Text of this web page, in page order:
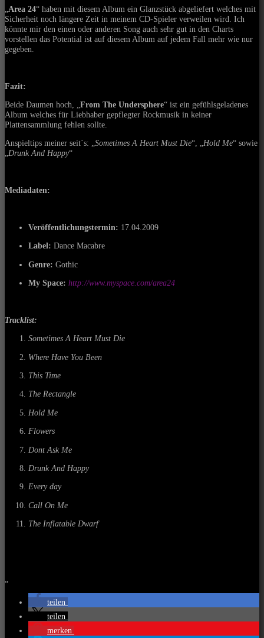
Area 24“ haben mit diesem Album ein Glanzstück abgeliefert welches mit
Sicherheit noch längere Zeit in meinem CD-Spieler verweilen wird. Ich
könnte mir den einen oder anderen Song auch sehr gut in den Charts
vorstellen das Potential ist auf diesem Album auf jedem Fall mehr wie nur
gegeben.
Fazit:
Beide Daumen hoch, „ From The Undersphere“ ist ein gefühlsgeladenes
Album welches für Liebhaber gepflegter Rockmusik in keiner
Plattensammlung fehlen sollte.
Anspieltips meiner seit`s: „Sometimes A Heart Must Die“, „Hold Me“ sowie
„Drunk And Happy“
Mediadaten:
Veröffentlichungstermin: 17 .04.2009
Label: Dance Macabre
Genre: Gothic
My Space: http://www.myspace.com/area24
Tracklist:
Sometimes A Heart Must Die
Where Have You Been
This Time
The Rectangle
Hold Me
Flowers
Dont Ask Me
Drunk And Happy
Every day
Call On Me
The Inflatable Dwarf
„
teilen
teilen
merken